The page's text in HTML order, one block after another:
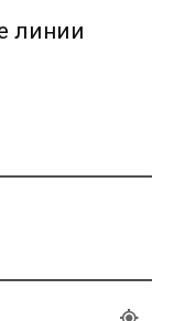
линии